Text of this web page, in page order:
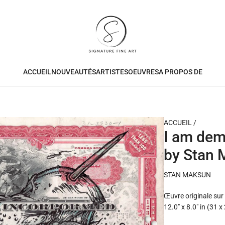
ACCUEILNOUVEAUTÉSARTISTESOEUVRESA PROPOS DE
ACCUEIL /
I am
by Stan
STAN MAKSUN
Œuvre originale sur
12.0" x 8.0" in (31 x